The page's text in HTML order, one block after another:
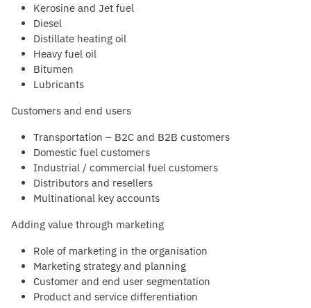
Kerosine and Jet fuel
Diesel
Distillate heating oil
Heavy fuel oil
Bitumen
Lubricants
Customers and end users
Transportation – B2C and B2B customers
Domestic fuel customers
Industrial / commercial fuel customers
Distributors and resellers
Multinational key accounts
Adding value through marketing
Role of marketing in the organisation
Marketing strategy and planning
Customer and end user segmentation
Product and service differentiation